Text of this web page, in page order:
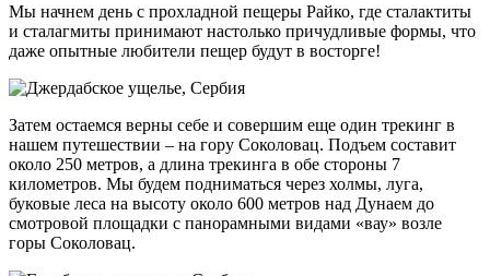
Мы начнем день с прохладной пещеры Райко, где сталактиты
и сталагмиты принимают настолько причудливые формы, что
даже опытные любители пещер будут в восторге!
Затем остаемся верны себе и совершим еще один трекинг в
нашем путешествии – на гору Соколовац. Подъем составит
около 250 метров, а длина трекинга в обе стороны 7
километров. Мы будем подниматься через холмы, луга,
буковые леса на высоту около 600 метров над Дунаем до
смотровой площадки с панорамными видами «вау» возле
горы Соколовац.